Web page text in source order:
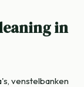
in
venstelbanken